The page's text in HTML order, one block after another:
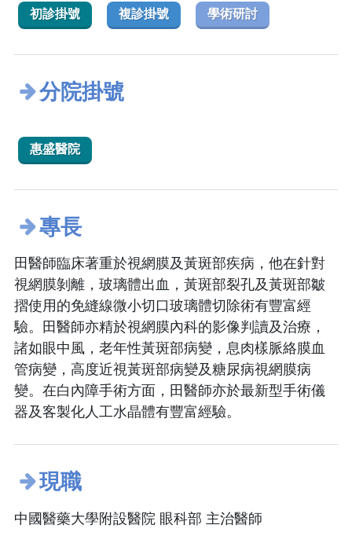
初診掛號 複診掛號 學術研討
分院掛號
惠盛醫院
專長
田醫師臨床著重於視網膜及黃斑部疾病，他在針對
視網膜剝離，玻璃體出血，黃斑部裂孔及黃斑部皺
摺使用的免縫線微小切口玻璃體切除術有豐富經
驗。田醫師亦精於視網膜內科的影像判讀及治療，
諸如眼中風，老年性黃斑部病變，息肉樣脈絡膜血
管病變，高度近視黃斑部病變及糖尿病視網膜病
變。在白內障手術方面，田醫師亦於最新型手術儀
器及客製化人工水晶體有豐富經驗。
現職
中國醫藥大學附設醫院 眼科部 主治醫師